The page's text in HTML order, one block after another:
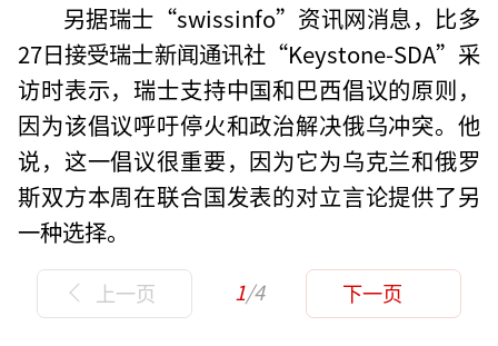
另据瑞士“swissinfo”资讯网消息，比多
27日接受瑞士新闻通讯社“Keystone-SDA”采
访时表示，瑞士支持中国和巴西倡议的原则，
因为该倡议呼吁停火和政治解决俄乌冲突。他
说，这一倡议很重要，因为它为乌克兰和俄罗
斯双方本周在联合国发表的对立言论提供了另
一种选择。
上一页 1/4 下一页